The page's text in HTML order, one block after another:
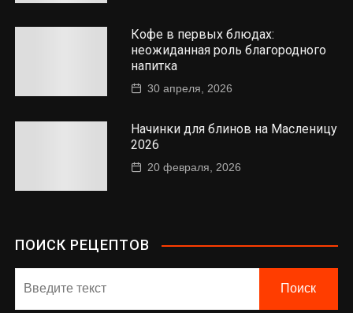
Кофе в первых блюдах:
неожиданная роль благородного
напитка
30 апреля, 2026
Начинки для блинов на Масленицу
2026
20 февраля, 2026
ПОИСК РЕЦЕПТОВ